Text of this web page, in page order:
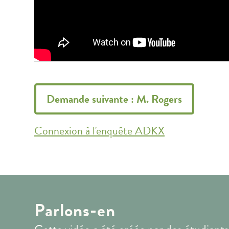
Demande suivante : M. Rogers
Connexion à l'enquête ADKX
Parlons-en